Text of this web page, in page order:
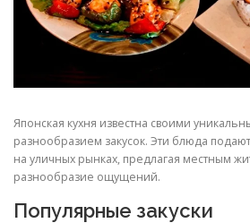
Японская кухня известна своими
разнообразием закусок. Эти блюда
на уличных рынках, предлагая местным
разнообразие ощущений.
Популярные закуски